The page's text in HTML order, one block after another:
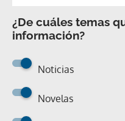
¿De cuáles temas
información?
Noticias
Novelas